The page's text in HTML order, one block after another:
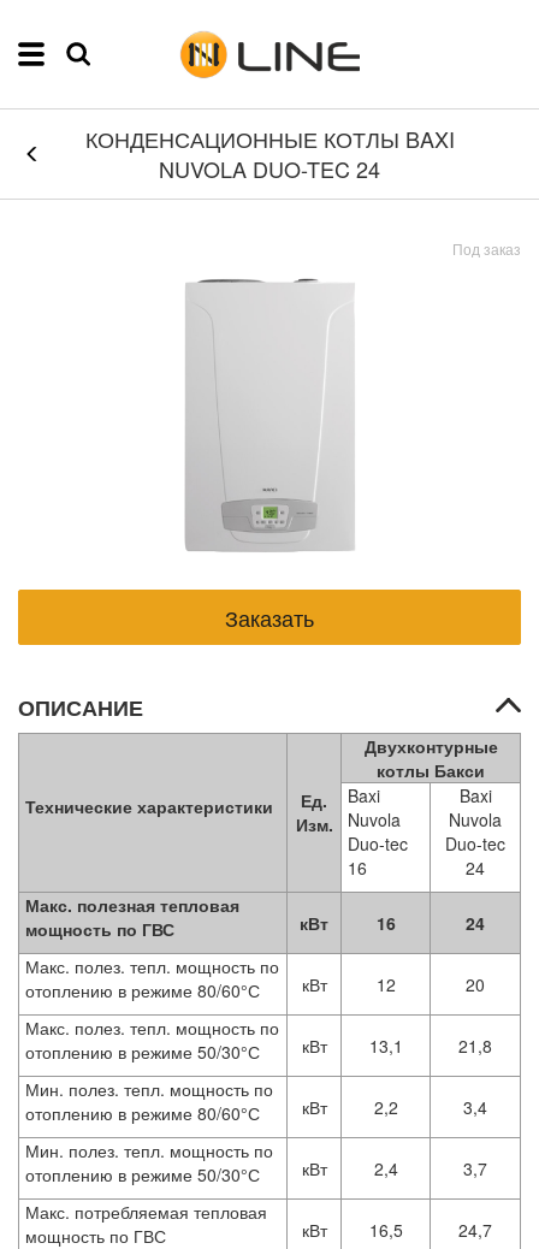
КОНДЕНСАЦИОННЫЕ КОТЛЫ BAXI
NUVOLA DUO-TEC 24
Под заказ
ОПИСАНИЕ
Технические характеристики
Ед.
Изм.
Двухконтурные
котлы Бакси
Baxi
Nuvola
Duo-tec
16
Baxi
Nuvola
Duo-tec
24
Макс. полезная тепловая
мощность по ГВС
кВт 16
24
Макс. полез. тепл. мощность по
отоплению в режиме 80/60°С
кВт 12
20
Макс. полез. тепл. мощность по
отоплению в режиме 50/30°С
кВт 13,1
21,8
Мин. полез. тепл. мощность по
отоплению в режиме 80/60°С
кВт 2,2
3,4
Мин. полез. тепл. мощность по
отоплению в режиме 50/30°С
кВт 2,4
3,7
Макс. потребляемая тепловая
мощность по ГВС
кВт 16,5
24,7